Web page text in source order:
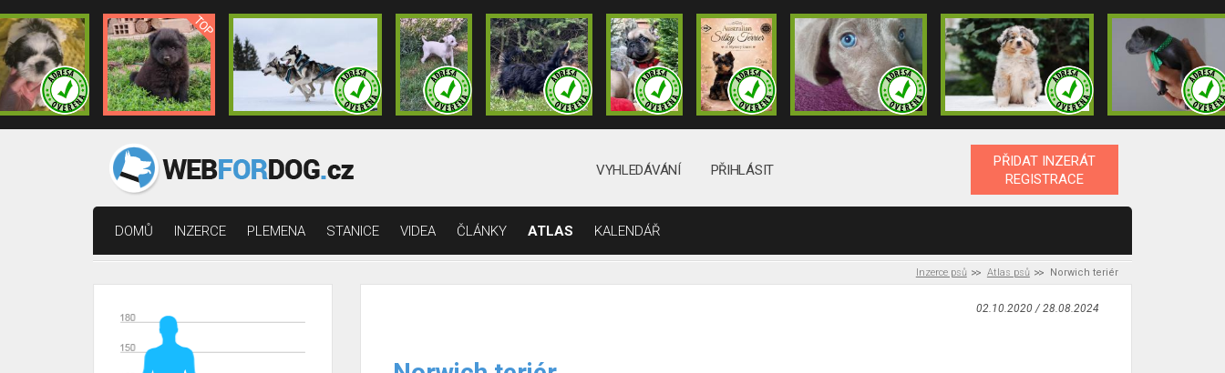
VYHLEDÁVÁNÍ PŘIHLÁSIT
PŘIDAT INZERÁT
REGISTRACE
DOMŮ INZERCE PLEMENA STANICE VIDEA ČLÁNKY ATLAS KALENDÁŘ
Inzerce psů Atlas psů Norwich teriér
02.10.2020 / 28.08.2024